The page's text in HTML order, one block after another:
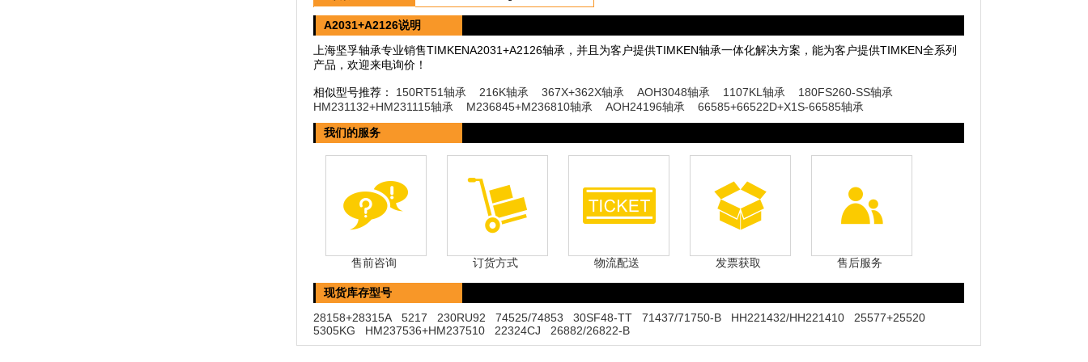
A2031+A2126说明
上海坚孚轴承专业销售TIMKENA2031+A2126轴承，并且为客户提供TIMKEN轴承一体化解决方案，能为客户提供TIMKEN全系列
产品，欢迎来电询价！
相似型号推荐： 150RT51轴承 216K轴承 367X+362X轴承 AOH3048轴承 1107KL轴承
180FS260-SS轴承
HM231132+HM231115轴承
M236845+M236810轴承 AOH24196轴承
66585+66522D+X1S-66585轴承
我们的服务
售前咨询 订货方式 物流配送 发票获取 售后服务
现货库存型号
28158+28315A
5217 230RU92 74525/74853 30SF48-TT 71437/71750-B HH221432/HH221410
25577+25520
5305KG
HM237536+HM237510 22324CJ 26882/26822-B